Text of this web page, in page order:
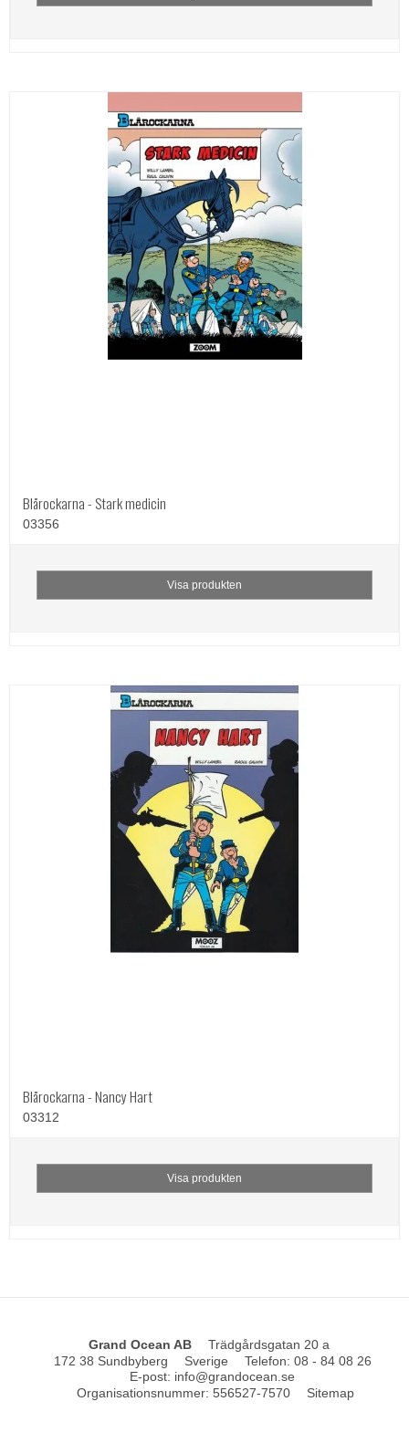
Blårockarna - Stark medicin
03356
Visa produkten
Blårockarna - Nancy Hart
03312
Visa produkten
Grand Ocean AB
Trädgårdsgatan 20 a
172 38 Sundbyberg
Sverige Telefon: 08 - 84 08 26
E-post: info@grandocean.se
Organisationsnummer: 556527-7570 Sitemap